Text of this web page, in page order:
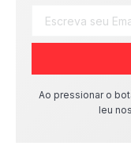
Ao pressionar o
leu